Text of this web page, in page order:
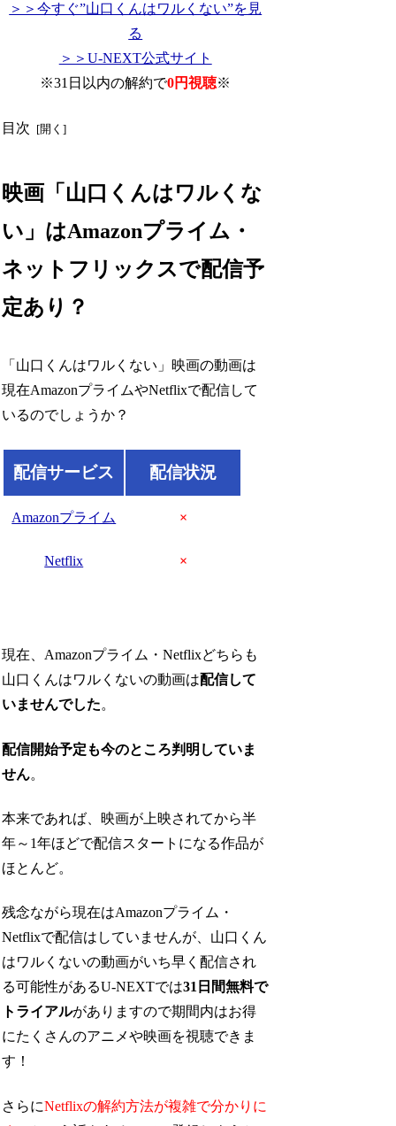
＞＞今すぐ”山口くんはワルくない”を見
る
＞＞U-NEXT公式サイト
※31日以内の解約で0円視聴※
目次
映画「山口くんはワルくな
い」はAmazonプライム・
ネットフリックスで配信予
定あり？
「山口くんはワルくない」映画の動画は
現在AmazonプライムやNetflixで配信して
いるのでしょうか？
配信サービス 配信状況
Amazonプライム ×
Netflix ×
現在、Amazonプライム・Netflixどちらも
山口くんはワルくないの動画は配信して
いませんでした。
配信開始予定も今のところ判明していま
せん。
本来であれば、映画が上映されてから半
年～1年ほどで配信スタートになる作品が
ほとんど。
残念ながら現在はAmazonプライム・
Netflixで配信はしていませんが、山口くん
はワルくないの動画がいち早く配信され
る可能性があるU-NEXTでは31日間無料で
トライアルがありますので期間内はお得
にたくさんのアニメや映画を視聴できま
す！
さらにNetflixの解約方法が複雑で分かりに